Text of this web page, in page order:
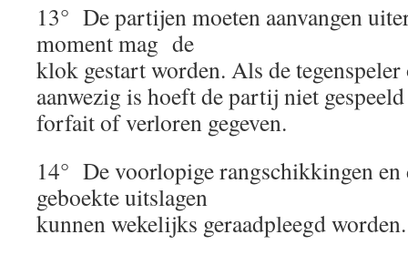
13° De partijen moeten aanvangen
moment mag de
klok gestart worden. Als de
aanwezig is hoeft de partij niet
forfait of verloren gegeven.
14° De voorlopige rangschikkingen en
geboekte uitslagen
kunnen wekelijks geraadpleegd worden.